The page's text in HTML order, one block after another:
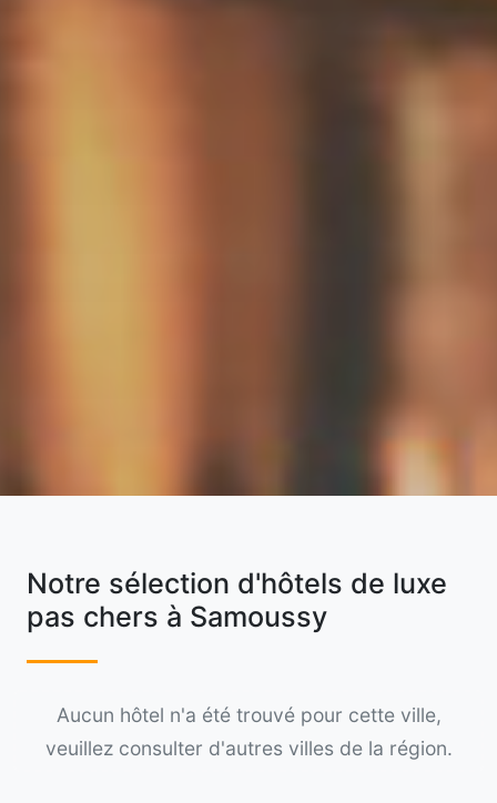
Notre sélection d'hôtels de luxe
pas chers à Samoussy
Aucun hôtel n'a été trouvé pour cette ville,
veuillez consulter d'autres villes de la région.